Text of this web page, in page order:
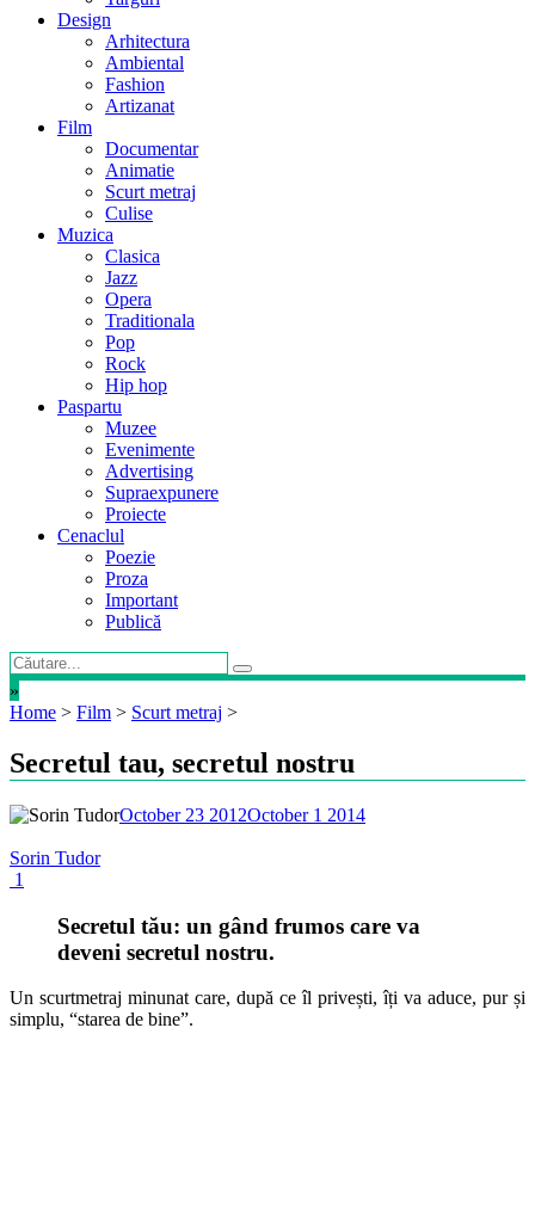
Design
Arhitectura
Ambiental
Fashion
Artizanat
Film
Documentar
Animatie
Scurt metraj
Culise
Muzica
Clasica
Jazz
Opera
Traditionala
Pop
Rock
Hip hop
Paspartu
Muzee
Evenimente
Advertising
Supraexpunere
Proiecte
Cenaclul
Poezie
Proza
Important
Publică
»
Home > Film > Scurt metraj >
Secretul tau, secretul nostru
October 23 2012October 1 2014
Sorin Tudor
1
Secretul tău: un gând frumos care va
deveni secretul nostru.
Un scurtmetraj minunat care, după ce îl privești, îți va aduce, pur și
simplu, “starea de bine”.